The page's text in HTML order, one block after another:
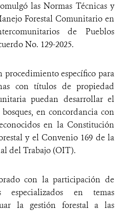
las Normas Técnicas y
Forestal Comunitario en
de Pueblos
No. 129-2025.
procedimiento específico para
con títulos de propiedad
puedan desarrollar el
en concordancia con
en la Constitución
y el Convenio 169 de la
del Trabajo (OIT).
con la participación de
especializados en temas
la gestión forestal a las